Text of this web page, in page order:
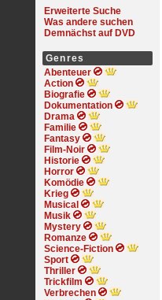
Erweiterte Suche
Was andere suchen
Demnächst auf DVD
Genres
Abenteuer
Action
Biografie
Dokumentation
Drama
Familie
Fantasy
Film-Noir
Historie
Horror
Komödie
Krieg
Musical
Musik
Mystery
Romanze
Science-Fiction
Sport
Thriller
Trickfilm
Verbrechen